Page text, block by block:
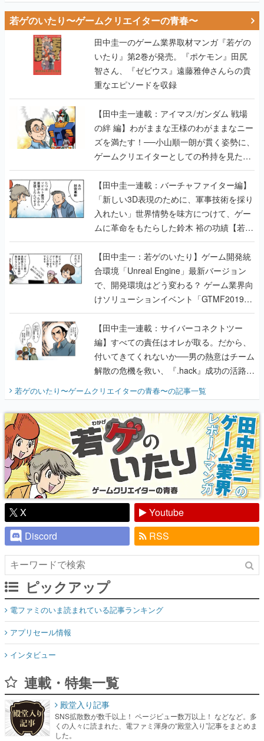
若ゲのいたり〜ゲームクリエイターの青春〜
田中圭一のゲーム業界取材マンガ『若ゲの
いたり』第2巻が発売。『ポケモン』田尻
智さん、『ゼビウス』遠藤雅伸さんらの貴
重なエピソードを収録
【田中圭一連載：アイマス/ガンダム 戦場
の絆 編】わがままな王様のわがままなニー
ズを満たす！──小山順一朗が貫く姿勢に、
ゲームクリエイターとしての矜持を見た
【若ゲのいたり最終回】
【田中圭一連載：バーチャファイター編】
「新しい3D表現のために、軍事技術を採り
入れたい」世界情勢を味方につけて、ゲー
ムに革命をもたらした鈴木 裕の功績【若ゲ
のいたり】
【田中圭一：若ゲのいたり】ゲーム開発統
合環境「Unreal Engine」最新バージョン
で、開発環境はどう変わる？ ゲーム業界向
けソリューションイベント「GTMF2019」
に行って、より理解を深めよう【PR】
【田中圭一連載：サイバーコネクトツー
編】すべての責任はオレが取る。だから、
付いてきてくれないか──男の熱意はチーム
解散の危機を救い、『.hack』成功の活路を
開く。業界の快男児・松山 洋に流れる血は
『少年ジャンプ』色だった【若ゲのいた
り】
若ゲのいたり〜ゲームクリエイターの青春〜の記事一覧
X
Youtube
Discord
RSS
ピックアップ
電ファミのいま読まれている記事ランキング
アプリセール情報
インタビュー
連載・特集一覧
殿堂入り記事
SNS拡散数が数千以上！ ページビュー数万以上！ などなど。多
くの人々に読まれた、電ファミ渾身の“殿堂入り”記事をまとめま
した。